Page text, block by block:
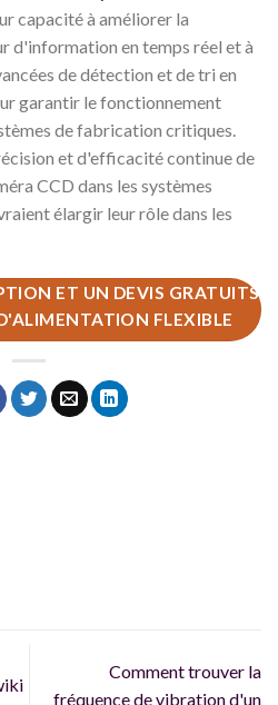
capacité à améliorer la
d'information en temps réel et à
de détection et de tri en
garantir le fonctionnement
de fabrication critiques.
et d'efficacité continue de
CCD dans les systèmes
élargir leur rôle dans les
ET UN DEVIS GRATUITS
FLEXIBLE
Comment trouver la
fréquence de vibration d'un